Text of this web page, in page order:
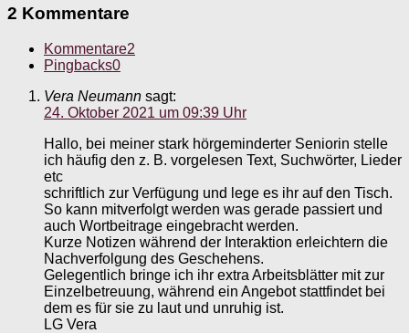
2 Kommentare
Kommentare2
Pingbacks0
Vera Neumann sagt:
24. Oktober 2021 um 09:39 Uhr
Hallo, bei meiner stark hörgeminderter Seniorin stelle
ich häufig den z. B. vorgelesen Text, Suchwörter, Lieder
etc
schriftlich zur Verfügung und lege es ihr auf den Tisch.
So kann mitverfolgt werden was gerade passiert und
auch Wortbeitrage eingebracht werden.
Kurze Notizen während der Interaktion erleichtern die
Nachverfolgung des Geschehens.
Gelegentlich bringe ich ihr extra Arbeitsblätter mit zur
Einzelbetreuung, während ein Angebot stattfindet bei
dem es für sie zu laut und unruhig ist.
LG Vera